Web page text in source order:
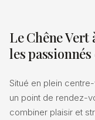
Le Chêne
les
Situé en plein
un point de rendez-
combiner plaisir et